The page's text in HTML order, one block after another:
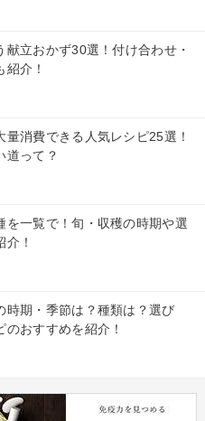
献立おかず30選！付け合わせ・
介！
量消費できる人気レシピ25選！
道って？
を一覧で！旬・収穫の時期や選
！
時期・季節は？種類は？選び
おすすめを紹介！